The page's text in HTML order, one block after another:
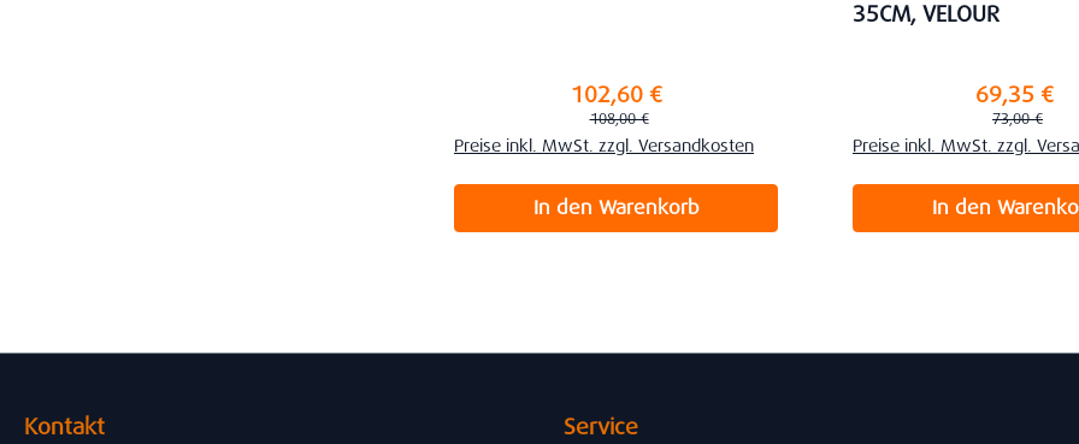
Verkaufspreis:102,60 €
Regulärer Preis:
108,00 €
Preise inkl. MwSt. zzgl. Versandkosten
In den Warenkorb
35CM, VELOUR
Verkaufspreis:69,35 €
Regulärer
73,00 €
Preise inkl. MwSt. zzgl.
In den
Kontakt Service